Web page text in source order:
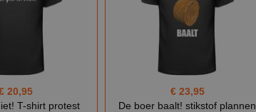
20,95
T-shirt protest
€ 23,95
De boer baalt! stikstof plannen